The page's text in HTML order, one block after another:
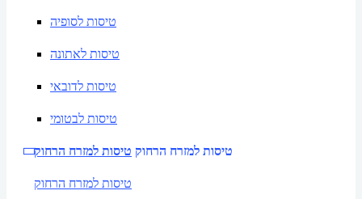
טיסות לסופיה
טיסות לאתונה
טיסות לדובאי
טיסות לבטומי
טיסות למזרח הרחוק טיסות למזרח הרחוק
טיסות למזרח הרחוק